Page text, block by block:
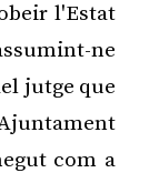
l'Estat
ne
jutge que
com a